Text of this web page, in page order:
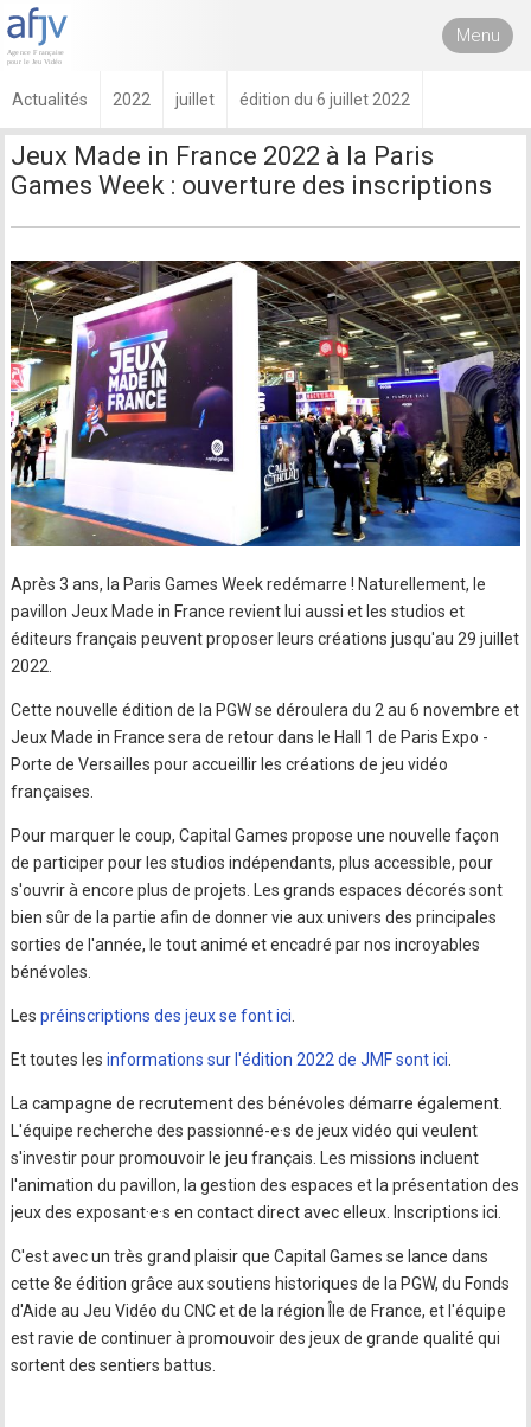
Menu
Actualités 2022 juillet édition du 6 juillet 2022
Jeux Made in France 2022 à la Paris
Games Week : ouverture des inscriptions
Après 3 ans, la Paris Games Week redémarre ! Naturellement, le
pavillon Jeux Made in France revient lui aussi et les studios et
éditeurs français peuvent proposer leurs créations jusqu'au 29 juillet
2022.
Cette nouvelle édition de la PGW se déroulera du 2 au 6 novembre et
Jeux Made in France sera de retour dans le Hall 1 de Paris Expo -
Porte de Versailles pour accueillir les créations de jeu vidéo
françaises.
Pour marquer le coup, Capital Games propose une nouvelle façon
de participer pour les studios indépendants, plus accessible, pour
s'ouvrir à encore plus de projets. Les grands espaces décorés sont
bien sûr de la partie afin de donner vie aux univers des principales
sorties de l'année, le tout animé et encadré par nos incroyables
bénévoles.
Lespréinscriptions des jeux se font ici.
Et toutes lesinformations sur l'édition 2022 de JMF sont ici.
La campagne de recrutement des bénévoles démarre également.
L'équipe recherche des passionné-e·s de jeux vidéo qui veulent
s'investir pour promouvoir le jeu français. Les missions incluent
l'animation du pavillon, la gestion des espaces et la présentation des
jeux des exposant·e·s en contact direct avec elleux. Inscriptions ici.
C'est avec un très grand plaisir que Capital Games se lance dans
cette 8e édition grâce aux soutiens historiques de la PGW, du Fonds
d'Aide au Jeu Vidéo du CNC et de la région Île de France, et l'équipe
est ravie de continuer à promouvoir des jeux de grande qualité qui
sortent des sentiers battus.